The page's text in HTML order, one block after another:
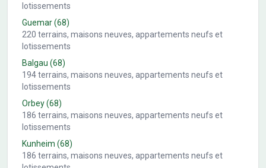
lotissements
Guemar(68)
220 terrains, maisons neuves, appartements neufs et
lotissements
Balgau (68)
194terrains, maisons neuves, appartements neufs et
lotissements
Orbey(68)
186 terrains, maisons neuves, appartements neufs et
lotissements
Kunheim (68)
186 terrains, maisons neuves, appartements neufs et